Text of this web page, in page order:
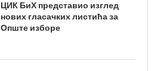
ЦИК БиХ представио изглед
нових гласачких листића за
Опште изборе